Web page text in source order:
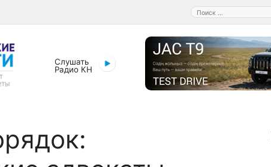
Поиск:
Слушать
Радио КН